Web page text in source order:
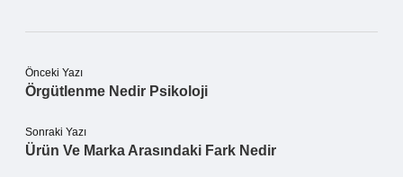
Önceki Yazı
Örgütlenme Nedir Psikoloji
Sonraki Yazı
Ürün Ve Marka Arasındaki Fark Nedir